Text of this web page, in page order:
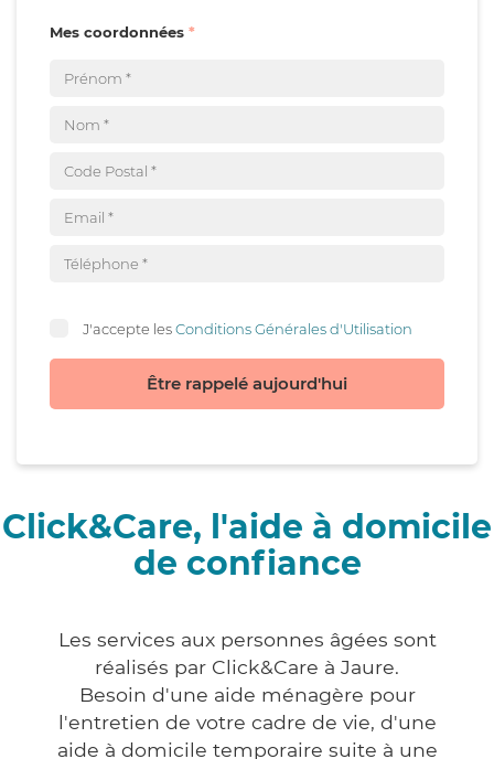
Mes coordonnées
J'accepte lesConditions Générales d'Utilisation
Être rappelé aujourd'hui
Click&Care, l'aide à domicile
de confiance
Les services aux personnes âgées sont
réalisés par Click&Care à Jaure.
Besoin d'une aide ménagère pour
l'entretien de votre cadre de vie, d'une
aide à domicile temporaire suite à une